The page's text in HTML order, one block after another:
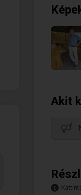
Akit